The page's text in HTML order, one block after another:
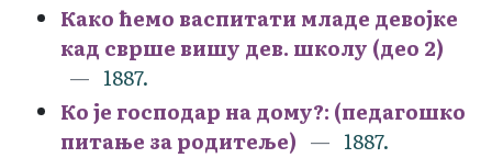
Како ћемо васпитати младе девојке
кад сврше вишу дев. школу (део 2)
1887.
Ко је господар на дому?: (педагошко
питање за родитеље)
1887.